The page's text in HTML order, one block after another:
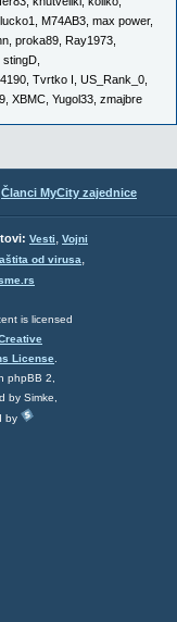
lucko1 M74AB3 max power,
proka89 Ray1973
stingD
Tvrtko I US_Rank_0
XBMC Yugol33 zmajbre
Članci MyCity zajednice
Vesti, Vojni
od virusa,
is licensed
License
phpBB 2,
by Simke,
by